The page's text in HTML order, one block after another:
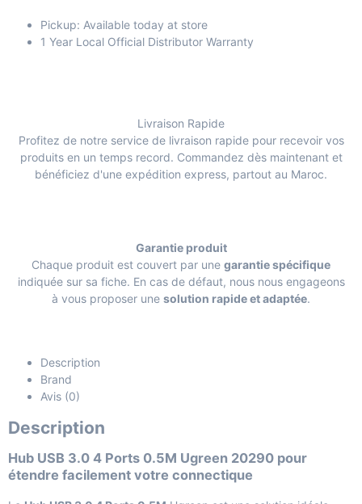
Pickup: Available today at store
1 Year Local Official Distributor Warranty
Livraison Rapide
Profitez de notre service de livraison rapide pour recevoir vos
produits en un temps record. Commandez dès maintenant et
bénéficiez d'une expédition express, partout au Maroc.
Garantie produit
Chaque produit est couvert par une garantie spécifique
indiquée sur sa fiche. En cas de défaut, nous nous engageons
à vous proposer une solution rapide et adaptée.
Description
Brand
Avis (0)
Description
Hub USB 3.0 4 Ports 0.5M Ugreen 20290 pour
étendre facilement votre connectique